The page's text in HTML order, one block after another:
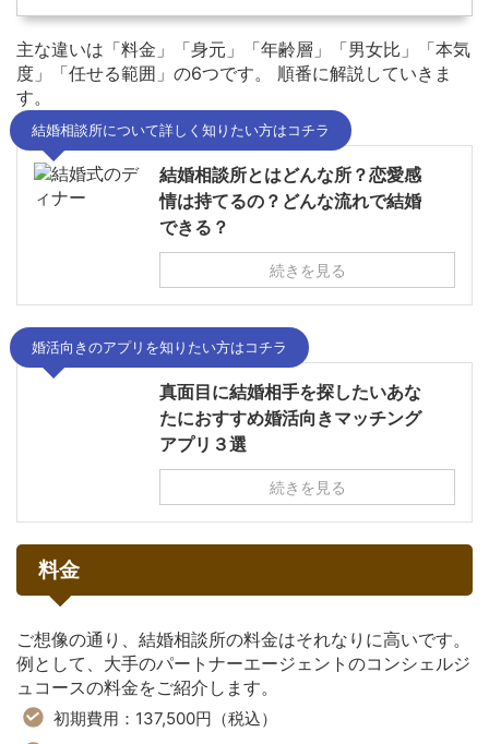
主な違いは「料金」「身元」「年齢層」「男女比」「本気
度」「任せる範囲」の6つです。 順番に解説していきま
す。
結婚相談所について詳しく知りたい方はコチラ
結婚相談所とはどんな所？恋愛感
情は持てるの？どんな流れで結婚
できる？
続きを見る
婚活向きのアプリを知りたい方はコチラ
真面目に結婚相手を探したいあな
たにおすすめ婚活向きマッチング
アプリ３選
続きを見る
料金
ご想像の通り、結婚相談所の料金はそれなりに高いです。
例として、大手のパートナーエージェントのコンシェルジ
ュコースの料金をご紹介します。
初期費用：137,500円（税込）